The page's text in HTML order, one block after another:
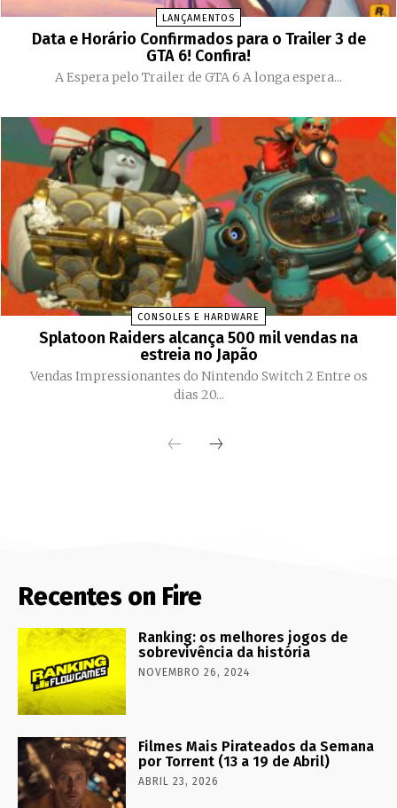
LANÇAMENTOS
Data e Horário Confirmados para o Trailer 3 de
GTA 6! Confira!
A Espera pelo Trailer de GTA 6 A longa espera...
CONSOLES E HARDWARE
Splatoon Raiders alcança 500 mil vendas na
estreia no Japão
Vendas Impressionantes do Nintendo Switch 2 Entre os
dias 20...
Recentes on Fire
Ranking: os melhores jogos de
sobrevivência da história
NOVEMBRO 26, 2024
Filmes Mais Pirateados da Semana
por Torrent (13 a 19 de Abril)
ABRIL 23, 2026